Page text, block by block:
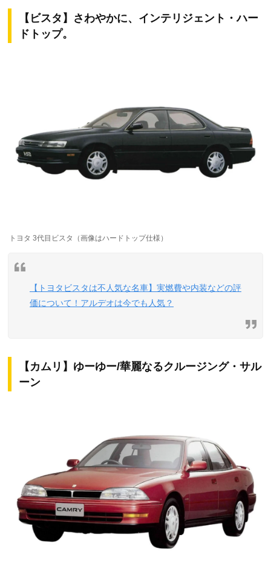
【ビスタ】さわやかに、インテリジェント・ハー
ドトップ。
トヨタ 3代目ビスタ（画像はハードトップ仕様）
【トヨタビスタは不人気な名車】実燃費や内装などの評
価について！アルデオは今でも人気？
【カムリ】ゆーゆー/華麗なるクルージング・サル
ーン